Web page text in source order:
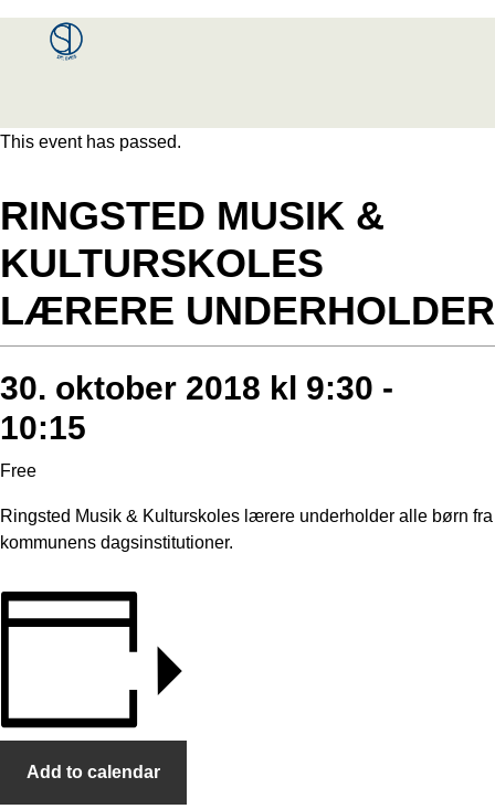
This event has passed.
RINGSTED MUSIK &
KULTURSKOLES
LÆRERE UNDERHOLDER
30. oktober 2018 kl 9:30 -
10:15
Free
Ringsted Musik & Kulturskoles lærere underholder alle børn fra
kommunens dagsinstitutioner.
Add to calendar